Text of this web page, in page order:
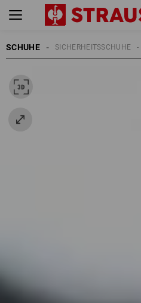
SCHUHE SICHERHEITSSCHUHE